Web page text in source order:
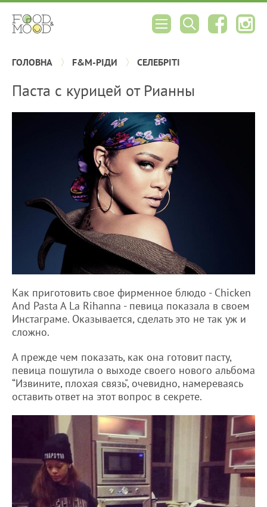
ГОЛОВНА F&M-РІДИ СЕЛЕБРІТІ
Паста с курицей от Рианны
Как приготовить свое фирменное блюдо - Chicken
And Pasta A La Rihanna - певица показала в своем
Инстаграме. Оказывается, сделать это не так уж и
сложно.
А прежде чем показать, как она готовит пасту,
певица пошутила о выходе своего нового альбома
“Извините, плохая связь", очевидно, намереваясь
оставить ответ на этот вопрос в секрете.